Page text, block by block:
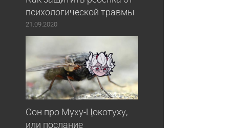
психологической травмы
21.09.2020
Сон про Муху-Цокотуху,
или послание